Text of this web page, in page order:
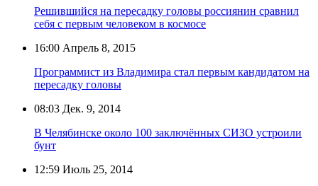
Решившийся на пересадку головы россиянин сравнил
себя с первым человеком в космосе
16:00 Апрель 8, 2015
Программист из Владимира стал первым кандидатом на
пересадку головы
08:03 Дек. 9, 2014
В Челябинске около 100 заключённых СИЗО устроили
бунт
12:59 Июль 25, 2014